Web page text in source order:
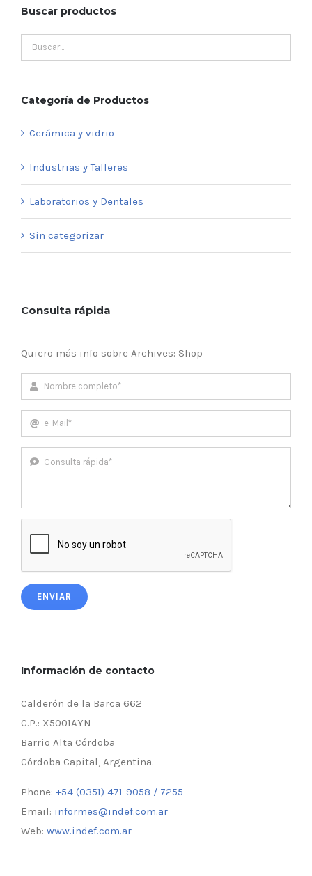
Buscar productos
Categoría de Productos
Cerámica y vidrio
Industrias y Talleres
Laboratorios y Dentales
Sin categorizar
Consulta rápida
Quiero más info sobre Archives: Shop
ENVIAR
Información de contacto
Calderón de la Barca 662
C.P.: X5001AYN
Barrio Alta Córdoba
Córdoba Capital, Argentina.
Phone: +54 (0351) 471-9058 / 7255
Email: informes@indef.com.ar
Web: www.indef.com.ar